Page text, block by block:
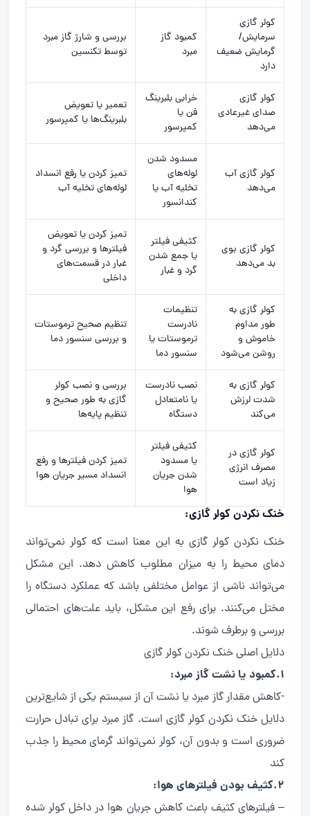
کولر گازی
سرمایش/
گرمایش ضعیف
دارد
کمبود گاز
مبرد
بررسی و شارژ گاز مبرد
توسط تکنسین
کولر گازی
صدای غیرعادی
می‌دهد
خرابی بلبرینگ
فن یا
کمپرسور
تعمیر یا تعویض
بلبرینگ‌ها یا کمپرسور
کولر گازی آب
می‌دهد
مسدود شدن
لوله‌های
تخلیه آب یا
کندانسور
تمیز کردن یا رفع انسداد
لوله‌های تخلیه آب
کولر گازی بوی
بد می‌دهد
کثیفی فیلتر
یا جمع شدن
گرد و غبار
تمیز کردن یا تعویض
فیلترها و بررسی گرد و
غبار در قسمت‌های
داخلی
کولر گازی به
طور مداوم
خاموش و
روشن می‌شود
تنظیمات
نادرست
ترموستات یا
سنسور دما
تنظیم صحیح ترموستات
و بررسی سنسور دما
کولر گازی به
شدت لرزش
می‌کند
نصب نادرست
یا نامتعادل
دستگاه
بررسی و نصب کولر
گازیبه طور صحیح و
تنظیم پایه‌ها
کولر گازی در
مصرف انرژی
زیاد است
کثیفی فیلتر
یا مسدود
شدن جریان
هوا
تمیز کردن فیلترها و رفع
انسداد مسیر جریان هوا
خنک نکردن کولر گازی:
خنک نکردن کولر گازی به این معنا است که کولر نمی‌تواند
دمای محیط را به میزان مطلوب کاهش دهد. این مشکل
می‌تواند ناشی از عوامل مختلفی باشد که عملکرد دستگاه را
مختل می‌کنند. برای رفع این مشکل، باید علت‌های احتمالی
بررسی و برطرف شوند.
دلایل اصلی خنک نکردن کولر گازی
1.کمبود یا نشت گاز مبرد:
-کاهش مقدار گاز مبرد یا نشت آن از سیستم یکی از شایع‌ترین
دلایل خنک نکردن کولر گازی است. گاز مبرد برای تبادل حرارت
ضروری است و بدون آن، کولر نمی‌تواند گرمای محیط را جذب
کند
2.کثیف بودن فیلترهای هوا:
– فیلترهای کثیف باعث کاهش جریان هوا در داخل کولر شده